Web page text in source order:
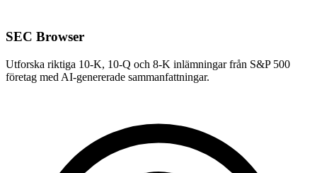
SEC Browser
Utforska riktiga 10-K, 10-Q och 8-K inlämningar från S&P 500
företag med AI-genererade sammanfattningar.